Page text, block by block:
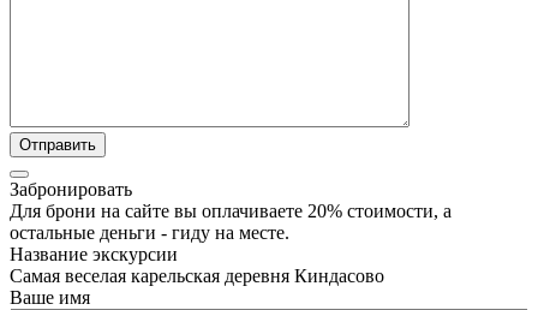
Забронировать
Для брони на сайте вы оплачиваете 20% стоимости, а
остальные деньги - гиду на месте.
Название экскурсии
Самая веселая карельская деревня Киндасово
Ваше имя